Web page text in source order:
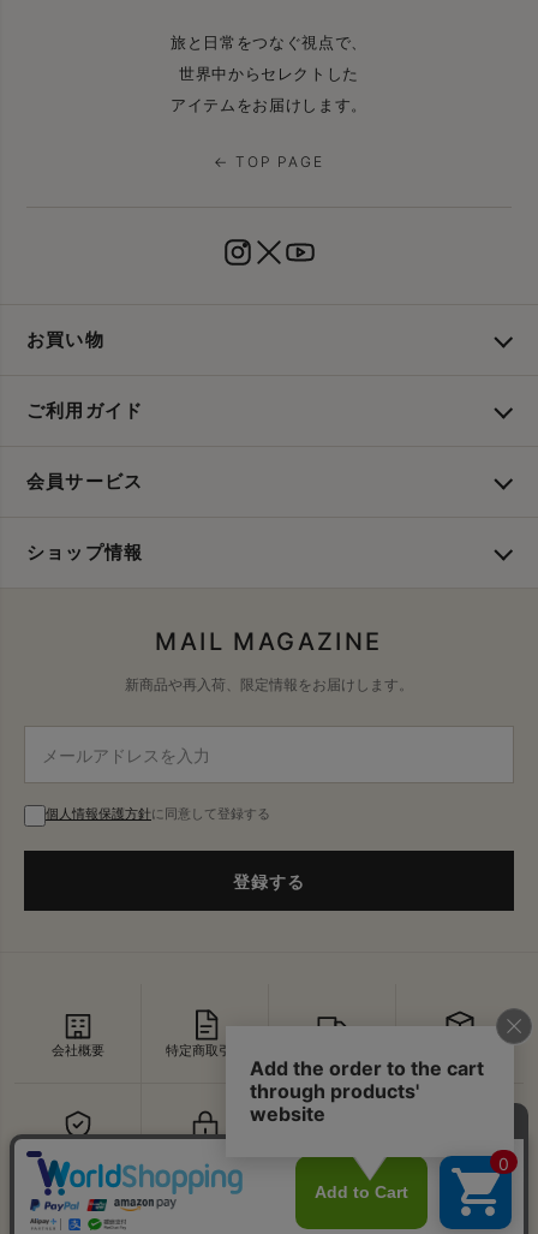
旅と日常をつなぐ視点で、
世界中からセレクトした
アイテムをお届けします。
← TOP PAGE
お買い物
ご利用ガイド
会員サービス
ショップ情報
MAIL MAGAZINE
新商品や再入荷、限定情報をお届けします。
個人情報保護方針に同意して登録する
登録する
会社概要 特定商取引法
セキュリティ お問い合わせ